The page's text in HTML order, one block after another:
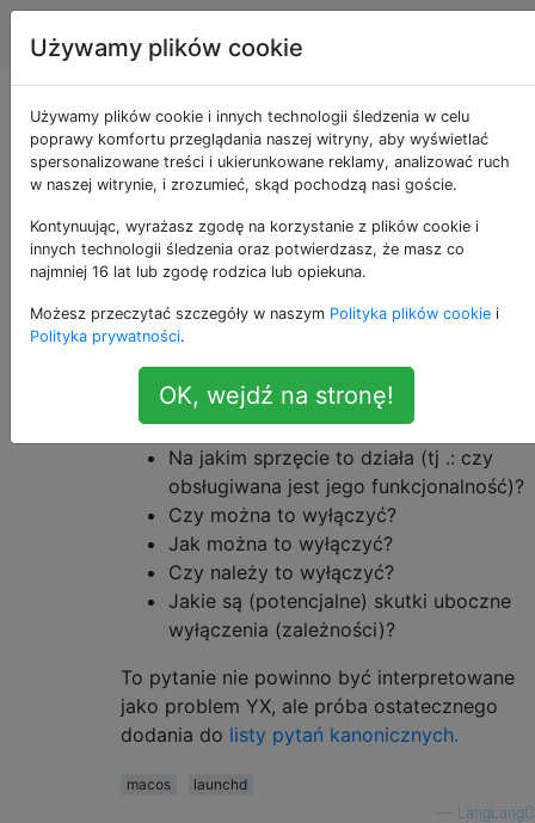
Apple Tagi
Co to jest
Coreduetd?
17
Od Yosemite i w każdym późniejszym
uruchamiacoreduetdz / usr / libexec /
com.apple.coreduetd.osx w tle.
Co dokładnie robi ten proces?
Na jakim sprzęcie to działa (tj .: czy
obsługiwana jest jego funkcjonalność)?
Czy można to wyłączyć?
Jak można to wyłączyć?
Czy należy to wyłączyć?
Jakie są (potencjalne) skutki uboczne
wyłączenia (zależności)?
To pytanie nie powinno być interpretowane
jako problem YX, ale próba ostatecznego
dodania do listy pytań kanonicznych.
macos
launchd
LаngLаngС
Używamy plików cookie
Używamy plików cookie i innych technologii śledzenia w celu
poprawy komfortu przeglądania naszej witryny, aby wyświetlać
spersonalizowane treści i ukierunkowane reklamy, analizować ruch
w naszej witrynie, i zrozumieć, skąd pochodzą nasi goście.
Kontynuując, wyrażasz zgodę na korzystanie z plików cookie i
innych technologii śledzenia oraz potwierdzasz, że masz co
najmniej 16 lat lub zgodę rodzica lub opiekuna.
Możesz przeczytać szczegóły w naszym Polityka plików cookie i
Polityka prywatności.
OK, wejdź na stronę!